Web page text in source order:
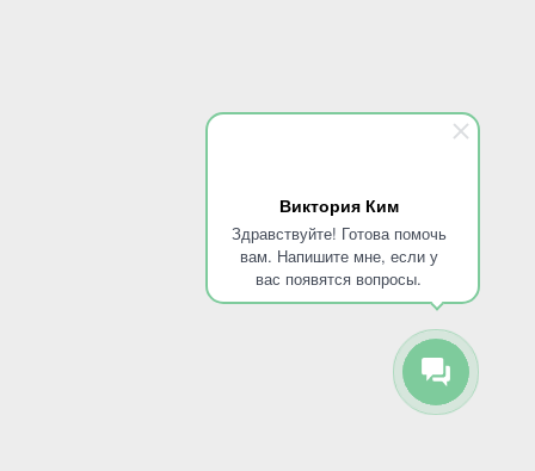
Виктория Ким
Здравствуйте! Готова помочь
вам. Напишите мне, если у
вас появятся вопросы.